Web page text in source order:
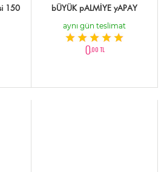
150
bÜYÜK pALMİYE yAPAY
aynı gün teslimat
0,00 TL